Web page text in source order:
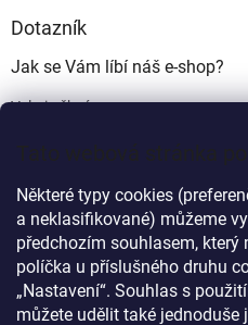
Tato webová stránka
Některé typy cookies
a neklasifikované) můžeme
předchozím souhlasem,
políčka u příslušného druhu
„Nastavení“. Souhlas s
můžete udělit také
Dotazník
Jak se Vám líbí náš e-shop?
Velmi pěkný
Ujde to
Nelíbí se mi
Počet hlasů:340
Myprovas.cz